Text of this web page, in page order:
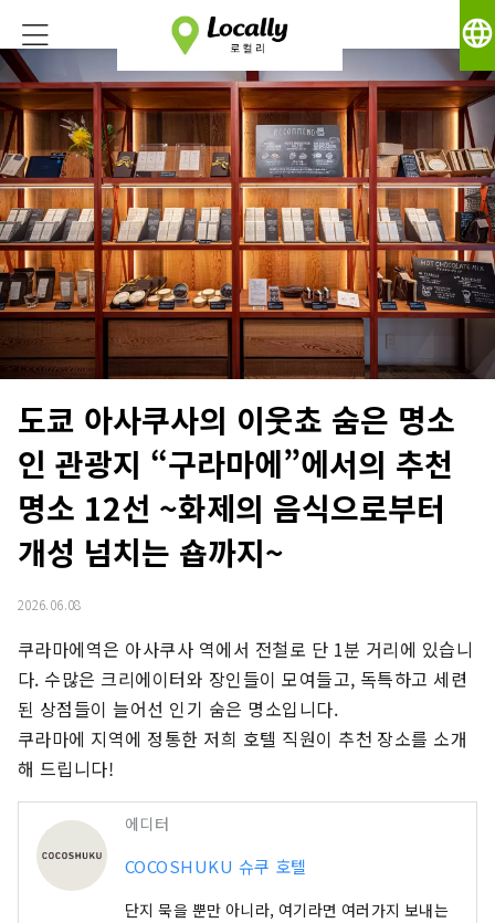
language
도쿄 아사쿠사의 이웃쵸 숨은 명소
인 관광지 “구라마에”에서의 추천
명소 12선 ~화제의 음식으로부터
개성 넘치는 숍까지~
2026.06.08
쿠라마에역은 아사쿠사 역에서 전철로 단 1분 거리에 있습니
다. 수많은 크리에이터와 장인들이 모여들고, 독특하고 세련
된 상점들이 늘어선 인기 숨은 명소입니다.
쿠라마에 지역에 정통한 저희 호텔 직원이 추천 장소를 소개
해 드립니다!
에디터
COCOSHUKU 슈쿠 호텔
단지 묵을 뿐만 아니라, 여기라면 여러가지 보내는